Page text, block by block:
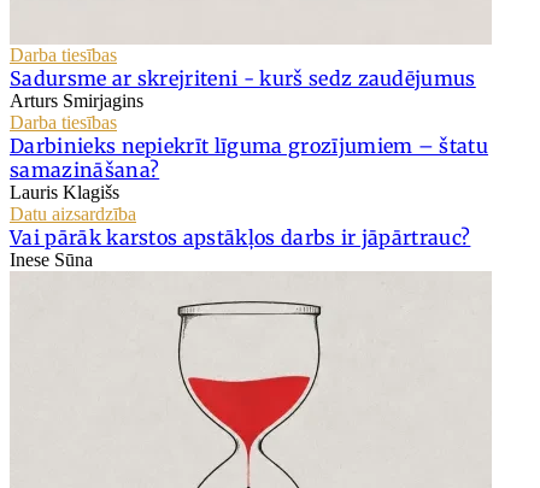
Darba tiesības
Sadursme ar skrejriteni - kurš sedz zaudējumus
Arturs Smirjagins
Darba tiesības
Darbinieks nepiekrīt līguma grozījumiem – štatu
samazināšana?
Lauris Klagišs
Datu aizsardzība
Vai pārāk karstos apstākļos darbs ir jāpārtrauc?
Inese Sūna